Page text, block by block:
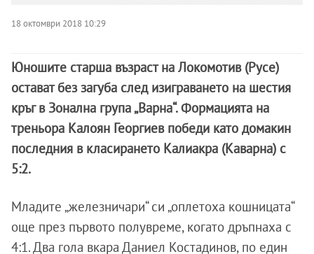
18 октомври 2018 10:29
Юношите старша възраст на Локомотив (Русе)
остават без загуба след изиграването на шестия
кръг в Зонална група „Варна“. Формацията на
треньора Калоян Георгиев победи като домакин
последния в класирането Калиакра (Каварна) с
5:2.
Младите „железничари“ си „оплетоха кошницата“
още през първото полувреме, когато дръпнаха с
4:1. Два гола вкара Даниел Костадинов, по един